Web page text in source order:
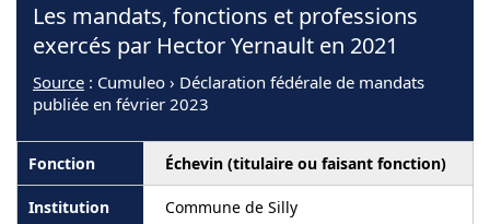
Les mandats, fonctions et professions
exercés par Hector Yernault en 2021
Source : Cumuleo › Déclaration fédérale de mandats
publiée en février 2023
Échevin (titulaire ou faisant fonction)
Commune de Silly